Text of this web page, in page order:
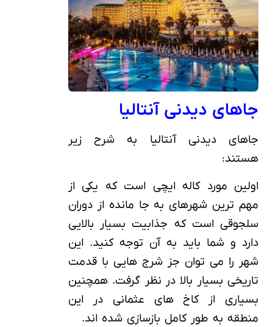
جاهای دیدنی آنتالیا
جاهای دیدنی آنتالیا به شرح زیر
هستند:
اولین مورد کاله ایچی است که یکی از
مهم ترین شهرهای به جا مانده از دوران
سلجوقی است که جذابیت بسیار بالایی
دارد و شما باید به آن توجه کنید. این
شهر را می توان جز شرج هایی با قدمت
تاریخی بسیار بالا در نظر گرفت. همچنین
بسیاری از کاخ های عثمانی در این
منطقه به طور کامل بازسازی شده اند.